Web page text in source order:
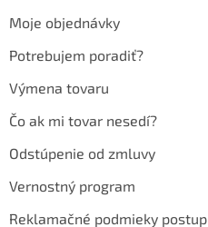
Moje objednávky
Potrebujem poradiť?
Výmena tovaru
Čo ak mi tovar nesedí?
Odstúpenie od zmluvy
Vernostný program
Reklamačné podmieky postup